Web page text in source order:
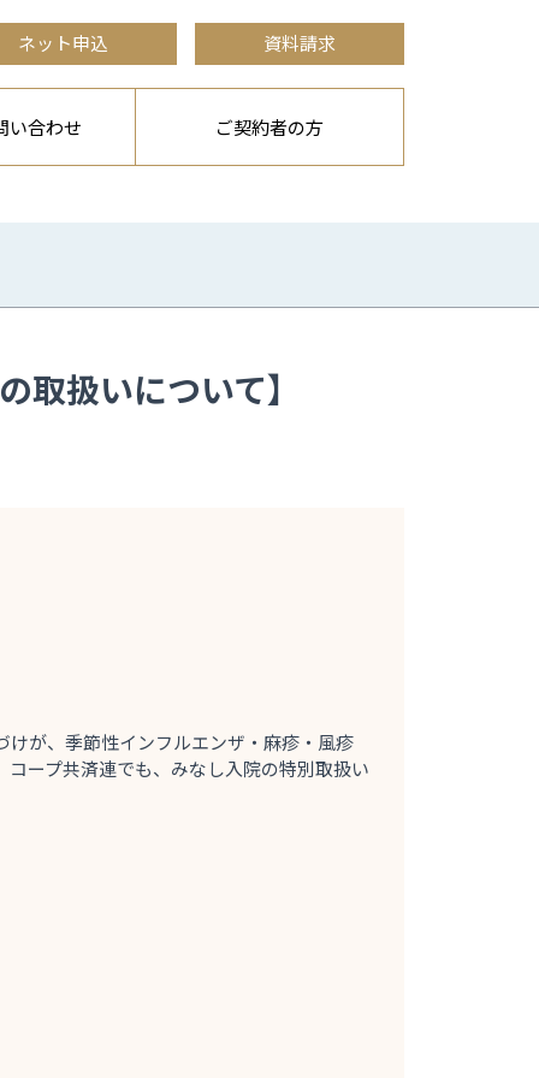
ネット申込 資料請求
い合わせ ご契約者の方
取扱いについて】
が、季節性インフルエンザ・麻疹・風疹
コープ共済連でも、みなし入院の特別取扱い